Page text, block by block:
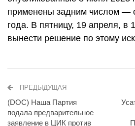
применены задним числом —
года. В пятницу, 19 апреля, в
вынести решение по этому
ПРЕДЫДУЩАЯ
(DOC) Наша Партия
подала предварительное
заявление в ЦИК против